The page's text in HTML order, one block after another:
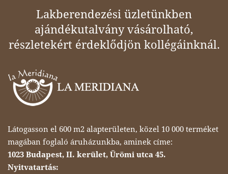
Lakberendezési üzletünkben
ajándékutalvány vásárolható,
részletekért érdeklődjön kollégáinknál.
Látogasson el 600 m2 alapterületen, közel 10 000 terméket
magában foglaló áruházunkba, aminek címe:
1023 Budapest, II. kerület, Ürömi utca 45.
Nyitvatartás: